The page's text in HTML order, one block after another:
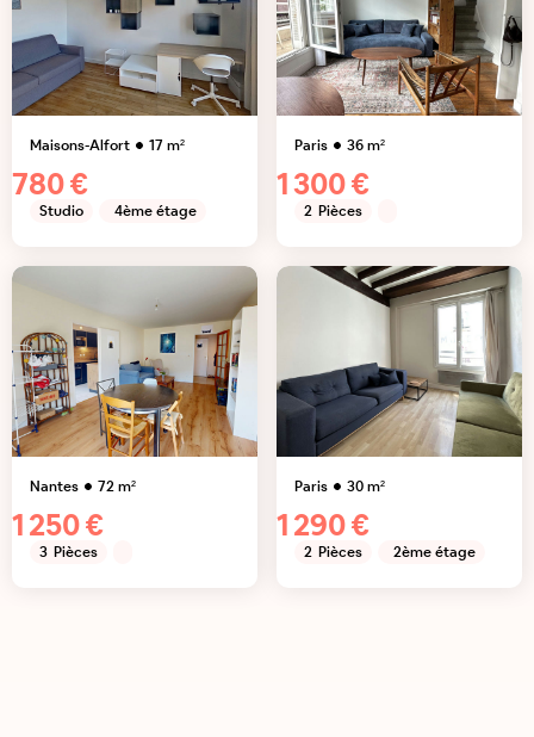
Maisons-Alfort 17m²
780 €
Studio 4ème étage
Paris 36m²
1 300 €
2 Pièces
Nantes 72m²
1 250 €
3 Pièces
Paris 30m²
1 290 €
2 Pièces 2ème étage